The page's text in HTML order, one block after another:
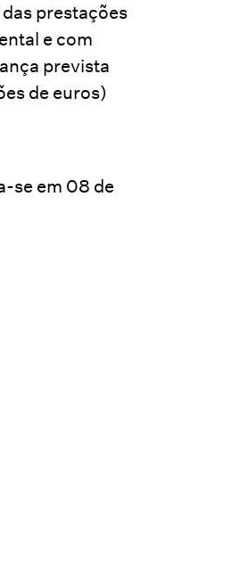
prestações
e com
prevista
de euros)
se em 08 de